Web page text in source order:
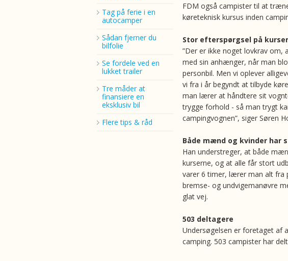
Tag på ferie i en
autocamper
Sådan fjerner du
bilfolie
Se fordele ved en
lukket trailer
Tre måder at
finansiere en
eksklusiv bil
Flere tips & råd
FDM også campister til at
køreteknisk kursus inden
Stor efterspørgsel på kurser
”Der er ikke noget lovkrav om,
med sin anhænger, når man
personbil. Men vi oplever
vi fra i år begyndt at tilbyde
man lærer at håndtere sit
trygge forhold - så man trygt
campingvognen”, siger Søren
Både mænd og kvinder har
Han understreger, at både
kurserne, og at alle får stort
varer 6 timer, lærer man alt fra
bremse- og undvigemanøvre
glat vej.
503 deltagere
Undersøgelsen er foretaget af
camping. 503 campister har